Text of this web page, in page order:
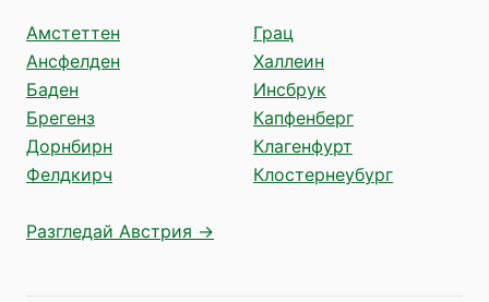
Амстеттен
Ансфелден
Баден
Брегенз
Дорнбирн
Фелдкирч
Грац
Халлеин
Инсбрук
Капфенберг
Клагенфурт
Клостернеубург
Разгледай Австрия →